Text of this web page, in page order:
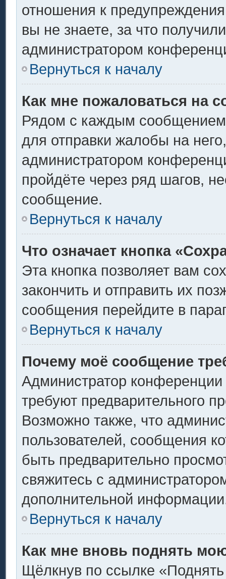
отношения к
вы не знаете, за что
администратором
Вернуться к началу
Как мне пожаловаться на
Рядом с каждым сообщением
для отправки жалобы на
администратором
пройдёте через ряд шагов,
сообщение.
Вернуться к началу
Что означает кнопка
Эта кнопка позволяет вам
закончить и отправить их
сообщения перейдите в
Вернуться к началу
Почему моё сообщение
Администратор
требуют предварительного
Возможно также, что
пользователей, сообщения
быть предварительно
свяжитесь с
дополнительной
Вернуться к началу
Как мне вновь поднять
Щёлкнув по ссылке